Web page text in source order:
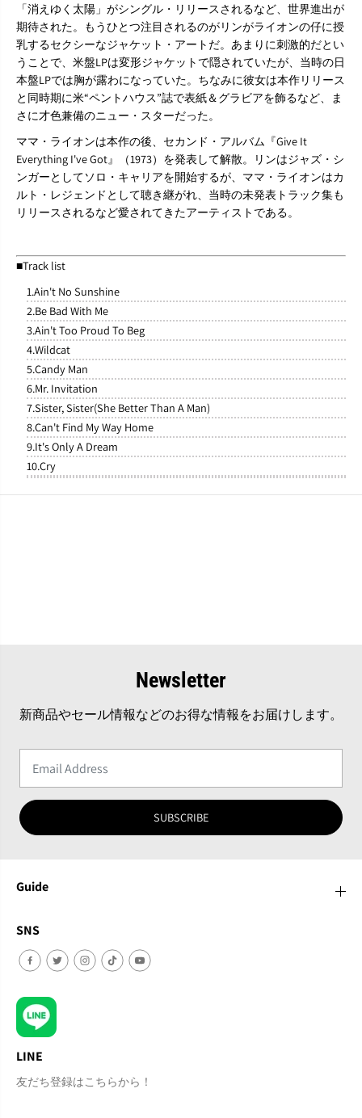
「消えゆく太陽」がシングル・リリースされるなど、世界進出が
期待された。もうひとつ注目されるのがリンがライオンの仔に授
乳するセクシーなジャケット・アートだ。あまりに刺激的だとい
うことで、米盤LPは変形ジャケットで隠されていたが、当時の日
本盤LPでは胸が露わになっていた。ちなみに彼女は本作リリース
と同時期に米“ペントハウス”誌で表紙＆グラビアを飾るなど、ま
さに才色兼備のニュー・スターだった。
ママ・ライオンは本作の後、セカンド・アルバム『Give It
Everything I've Got』（1973）を発表して解散。リンはジャズ・シ
ンガーとしてソロ・キャリアを開始するが、ママ・ライオンはカ
ルト・レジェンドとして聴き継がれ、当時の未発表トラック集も
リリースされるなど愛されてきたアーティストである。
■Track list
1.Ain't No Sunshine
2.Be Bad With Me
3.Ain't Too Proud To Beg
4.Wildcat
5.Candy Man
6.Mr. Invitation
7.Sister, Sister(She Better Than A Man)
8.Can't Find My Way Home
9.It's Only A Dream
10.Cry
Newsletter
新商品やセール情報などのお得な情報をお届けします。
SUBSCRIBE
Guide
SNS
LINE
友だち登録はこちらから！